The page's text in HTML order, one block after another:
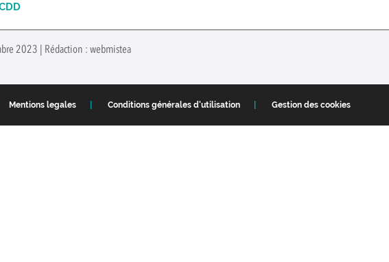
2023 | Rédaction : webmistea
Mentions legales Conditions générales d'utilisation Gestion des cookies